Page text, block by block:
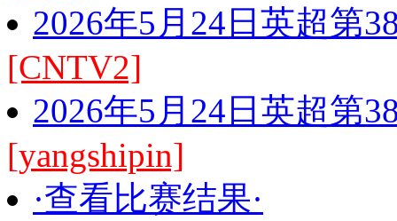
2026年5月24日英超第
[CNTV2]
2026年5月24日英超第
[yangshipin]
·查看比赛结果·